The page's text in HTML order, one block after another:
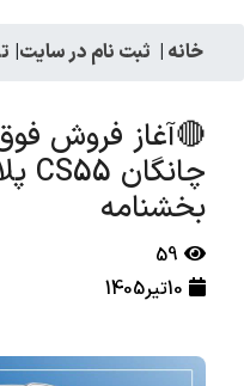
خانه | ثبت نام در سایت|
🔴آغاز فروش
بخشنامه
59
10تیر1405